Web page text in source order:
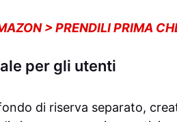
> PRENDILI PRIMA
per gli utenti
di riserva separato,